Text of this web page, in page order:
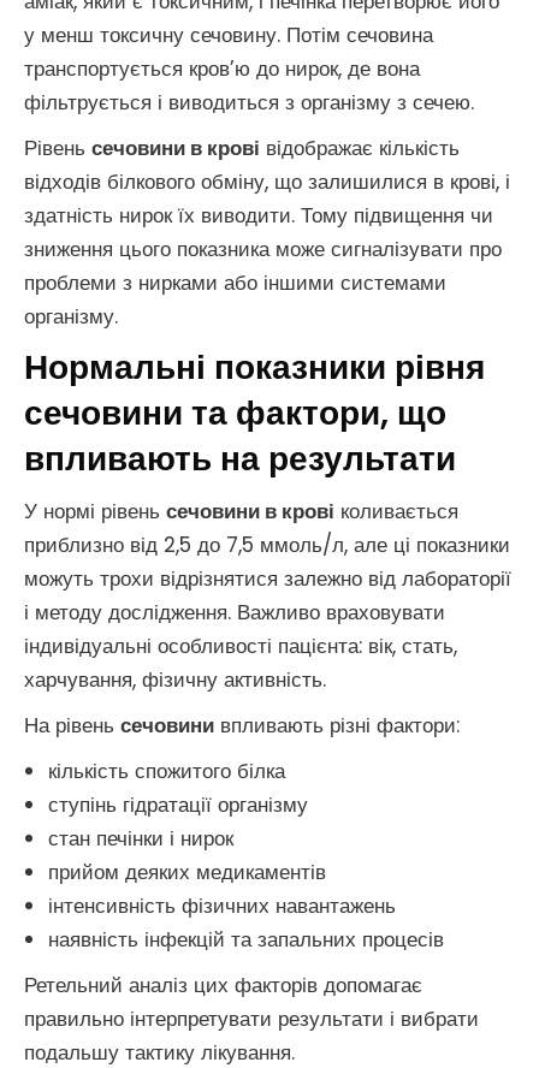
у менш токсичну сечовину. Потім сечовина
транспортується кров’ю до нирок, де вона
фільтрується і виводиться з організму з сечею.
Рівень сечовини в крові відображає кількість
відходів білкового обміну, що залишилися в крові, і
здатність нирок їх виводити. Тому підвищення чи
зниження цього показника може сигналізувати про
проблеми з нирками або іншими системами
організму.
Нормальні показники рівня
сечовини та фактори, що
впливають на результати
У нормі рівень сечовини в крові коливається
приблизно від 2,5 до 7,5 ммоль/л, але ці показники
можуть трохи відрізнятися залежно від лабораторії
і методу дослідження. Важливо враховувати
індивідуальні особливості пацієнта: вік, стать,
харчування, фізичну активність.
На рівень сечовини впливають різні фактори:
кількість спожитого білка
ступінь гідратації організму
стан печінки і нирок
прийом деяких медикаментів
інтенсивність фізичних навантажень
наявність інфекцій та запальних процесів
Ретельний аналіз цих факторів допомагає
правильно інтерпретувати результати і вибрати
подальшу тактику лікування.